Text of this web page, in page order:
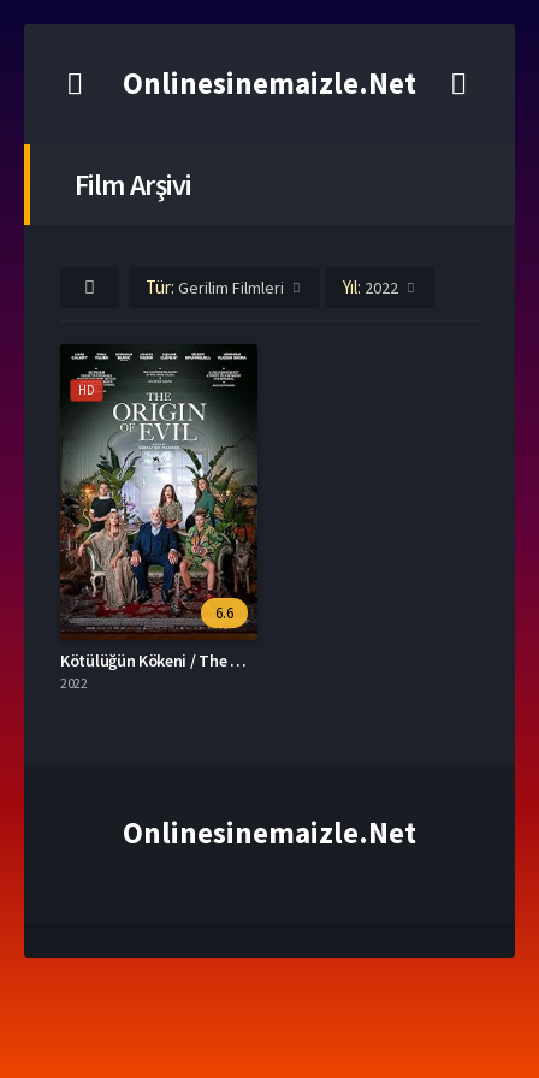
Onlinesinemaizle.Net
Film Arşivi
Tür: Gerilim Filmleri Yıl: 2022
HD
6.6
Kötülüğün Kökeni / The Origin of Evil
2022
Onlinesinemaizle.Net